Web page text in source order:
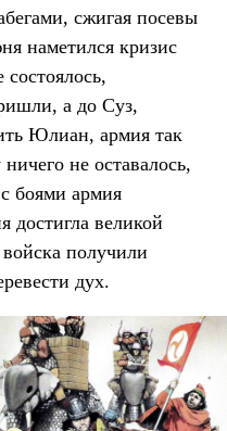
сжигая посевы
наметился кризис
а до Суз,
Юлиан, армия так
не оставалось,
боями армия
достигла великой
получили
дух.